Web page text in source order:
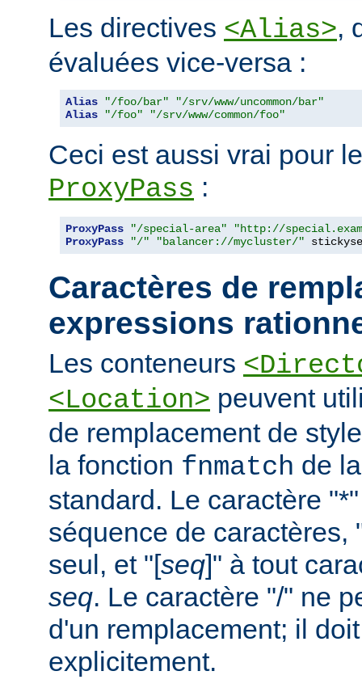
Les directives <Alias>,
évaluées vice-versa :
Alias "/foo/bar"
"/srv/www/uncommon/bar"
Alias
"/foo" "/srv/www/common/foo"
Ceci est aussi vrai pour
ProxyPass :
ProxyPass "/special-area"
"http://
ProxyPass
"/" "balancer://mycluster/"
Caractères de
expressions
Les conteneurs
<Location> peuvent
de remplacement de
la fonction fnmatch de
standard. Le caractère
séquence de caractères,
seul, et "[seq]" à tout
seq. Le caractère "/" ne
d'un remplacement; il
explicitement.